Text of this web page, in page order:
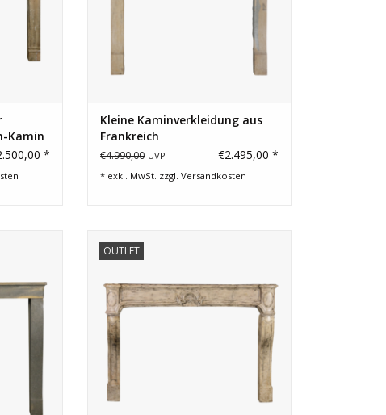
Kamin
*
Kleine Kaminverkleidung aus
Frankreich
€4.990,00 UVP €2.495,00 *
* exkl. MwSt. zzgl.Versandkosten
OUTLET
Kalkstein für ein kleines Budget. Das
ZUM WARENKORB HINZUFÜGEN